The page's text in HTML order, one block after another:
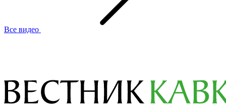
Все видео